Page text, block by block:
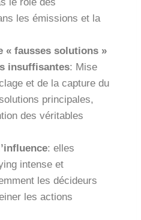
les émissions et la
« fausses solutions »
insuffisantes: Mise
et de la capture du
principales,
des véritables
: elles
intense et
les décideurs
les actions